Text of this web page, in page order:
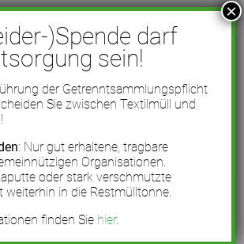
)Spende darf
sein!
der Getrenntsammlungspflicht
Sie zwischen Textilmüll und
: Nur gut erhaltene, tragbare
Organisationen.
oder stark verschmutzte
weiterhin in die Restmülltonne.
finden Sie hier.
×